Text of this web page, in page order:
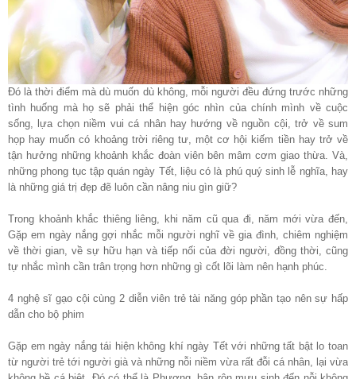
Đó là thời điểm mà dù muốn dù không, mỗi người đều đứng trước những
tình huống mà họ sẽ phải thể hiện góc nhìn của chính mình về cuộc
sống, lựa chọn niềm vui cá nhân hay hướng về nguồn cội, trở về sum
họp hay muốn có khoảng trời riêng tư, một cơ hội kiếm tiền hay trở về
tận hưởng những khoảnh khắc đoàn viên bên mâm cơm giao thừa. Và,
những phong tục tập quán ngày Tết, liệu có là phú quý sinh lễ nghĩa, hay
là những giá trị đẹp đẽ luôn cần nâng niu gìn giữ?
Trong khoảnh khắc thiêng liêng, khi năm cũ qua đi, năm mới vừa đến,
Gặp em ngày nắng gợi nhắc mỗi người nghĩ về gia đình, chiêm nghiệm
về thời gian, về sự hữu hạn và tiếp nối của đời người, đồng thời, cũng
tự nhắc mình cần trân trọng hơn những gì cốt lõi làm nên hạnh phúc.
4 nghệ sĩ gạo cội cùng 2 diễn viên trẻ tài năng góp phần tạo nên sự hấp
dẫn cho bộ phim
Gặp em ngày nắng tái hiện không khí ngày Tết với những tất bật lo toan
từ người trẻ tới người già và những nỗi niềm vừa rất đỗi cá nhân, lại vừa